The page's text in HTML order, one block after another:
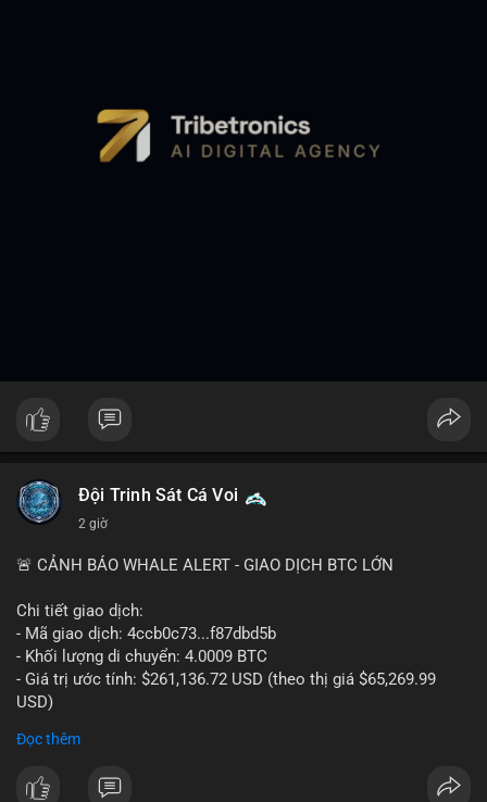
Đội Trinh Sát Cá Voi
2 giờ
🚨 CẢNH BÁO WHALE ALERT - GIAO DỊCH BTC LỚN
Chi tiết giao dịch:
- Mã giao dịch: 4ccb0c73...f87dbd5b
- Khối lượng di chuyển: 4.0009 BTC
- Giá trị ước tính: $261,136.72 USD (theo thị giá $65,269.99
USD)
Khối lượng 4.0009 BTC tương đương hơn 261 nghìn USD,
Đọc thêm